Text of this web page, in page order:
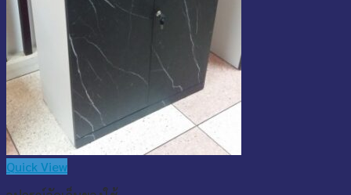
Quick View